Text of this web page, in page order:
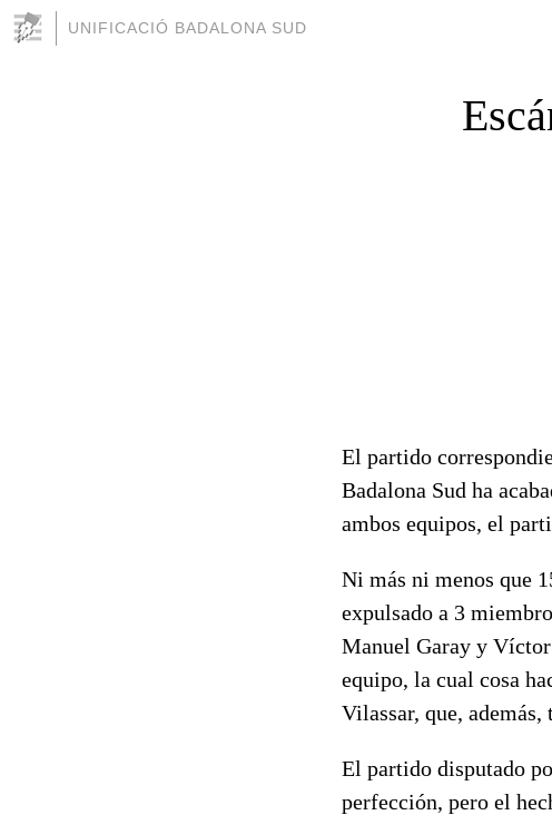
UNIFICACIÓ BADALONA SUD
El partido
Badalona Sud ha
ambos equipos, el
Ni más ni menos que
expulsado a 3
Manuel Garay y
equipo, la cual cosa
Vilassar, que,
El partido disputado
perfección, pero el